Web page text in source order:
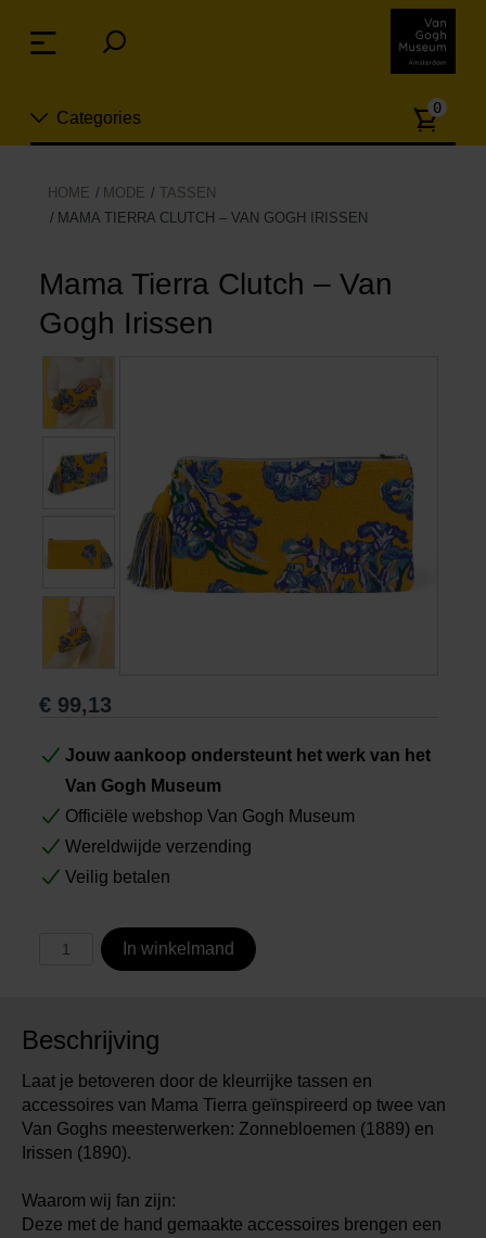
links
over
naar
Categories
Nieuw
Wonen
Koken & tafelen
Vrije tijd
Boeken
Prints
Cadeaus
Aantal
0
HOME MODE
TASSEN
MAMA TIERRA CLUTCH – VAN GOGH IRISSEN
Mama Tierra Clutch – Van
Gogh Irissen
€ 99,13
Jouw aankoop ondersteunt het werk van het
Van Gogh Museum
Officiële webshop Van Gogh Museum
Wereldwijde verzending
Veilig betalen
In winkelmand
Beschrijving
Laat je betoveren door de kleurrijke tassen en
accessoires van Mama Tierra geïnspireerd op twee van
Van Goghs meesterwerken: Zonnebloemen (1889) en
Irissen (1890).
Waarom wij fan zijn:
Deze met de hand gemaakte accessoires brengen een
Menu